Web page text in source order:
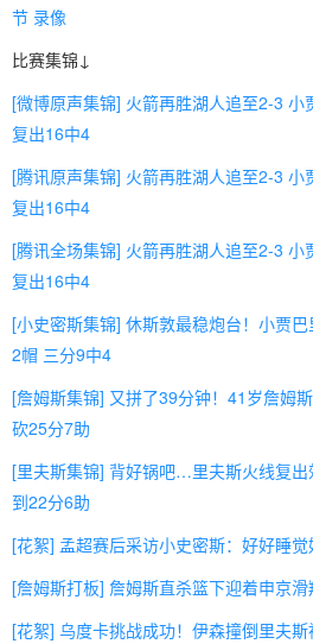
节 录像
比赛集锦↓
[微博原声集锦] 火箭再胜湖人追至2-3
复出16中4
[腾讯原声集锦] 火箭再胜湖人追至2-3
复出16中4
[腾讯全场集锦] 火箭再胜湖人追至2-3
复出16中4
[小史密斯集锦] 休斯敦最稳炮台！小贾
2帽 三分9中4
[詹姆斯集锦] 又拼了39分钟！41岁詹姆
砍25分7助
[里夫斯集锦] 背好锅吧…里夫斯火线复
到22分6助
[花絮] 孟超赛后采访小史密斯：好好睡
[詹姆斯打板] 詹姆斯直杀篮下迎着申京
[花絮] 乌度卡挑战成功！伊森撞倒里夫斯